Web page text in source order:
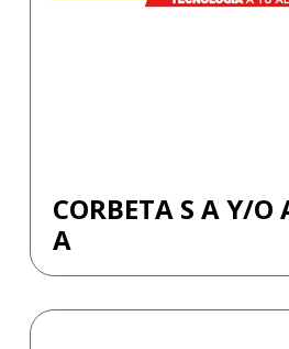
CORBETA S A Y/O
A